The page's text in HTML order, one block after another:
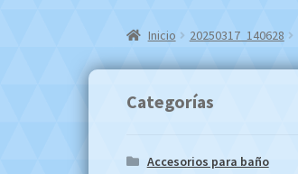
Inicio 20250317_140628
Categorías
Accesorios para baño